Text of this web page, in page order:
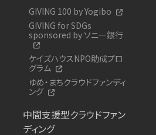
GIVING 100 by Yogibo
GIVING for SDGs
sponsored by ソニー銀行
ケイズハウスNPO助成プロ
グラム
ゆめ・まちクラウドファンディ
ング
中間支援型クラウドファン
ディング